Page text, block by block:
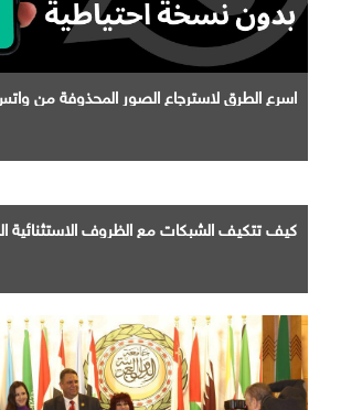
اسرع الطرق لاسترجاع الصور المحذوفة من
كيف تتكيف الشبكات مع الظروف الاستثنائية